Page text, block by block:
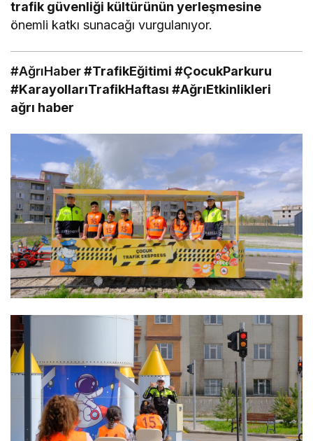
trafik güvenliği kültürünün yerleşmesine
önemli katkı sunacağı vurgulanıyor.
#AğrıHaber#TrafikEğitimi #ÇocukParkuru
#KarayollarıTrafikHaftası #AğrıEtkinlikleri
ağrı haber